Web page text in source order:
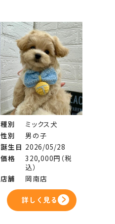
種別
ミックス犬
性別
男の子
誕生日 2026/05/28
価格
320,000円（税
込）
店舗
岡南店
詳しく見る